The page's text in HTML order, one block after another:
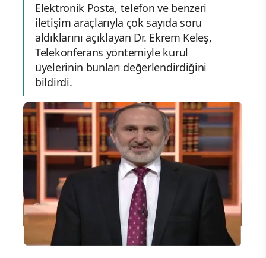
Elektronik Posta, telefon ve benzeri
iletişim araçlarıyla çok sayıda soru
aldıklarını açıklayan Dr. Ekrem Keleş,
Telekonferans yöntemiyle kurul
üyelerinin bunları değerlendirdiğini
bildirdi.